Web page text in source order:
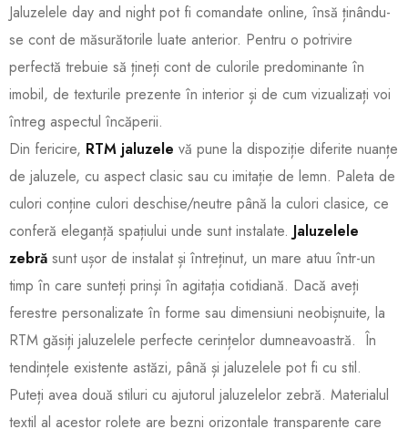
Jaluzelele day and night pot fi comandate online, însă ținându-
se cont de măsurătorile luate anterior. Pentru o potrivire
perfectă trebuie să țineți cont de culorile predominante în
imobil, de texturile prezente în interior și de cum vizualizați voi
întreg aspectul încăperii.
Din fericire, RTM jaluzele vă pune la dispoziție diferite nuanțe
de jaluzele, cu aspect clasic sau cu imitație de lemn. Paleta de
culori conține culori deschise/neutre până la culori clasice, ce
conferă eleganță spațiului unde sunt instalate. Jaluzelele
zebră sunt ușor de instalat și întreținut, un mare atuu într-un
timp în care sunteți prinși în agitația cotidiană. Dacă aveți
ferestre personalizate în forme sau dimensiuni neobișnuite, la
RTM găsiți jaluzelele perfecte cerințelor dumneavoastră. În
tendințele existente astăzi, până și jaluzelele pot fi cu stil.
Puteți avea două stiluri cu ajutorul jaluzelelor zebră. Materialul
textil al acestor rolete are bezni orizontale transparente care